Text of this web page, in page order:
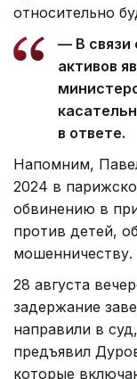
относительно
— В связи
активов
в ответе.
Напомним,
2024 в
обвинению в
против детей,
мошенничеству.
28 августа
задержание
направили в
предъявил
которые